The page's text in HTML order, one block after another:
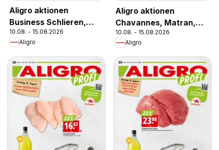
Aligro aktionen
Business Schlieren,
Gossau SG, Frauenfeld,
Rapperswil-Jona,
Sargans, Bern
10.08. - 15.08.2026
Aligro
Aligro aktionen
Chavannes, Matran,
Genève, Sion
10.08. - 15.08.2026
Aligro